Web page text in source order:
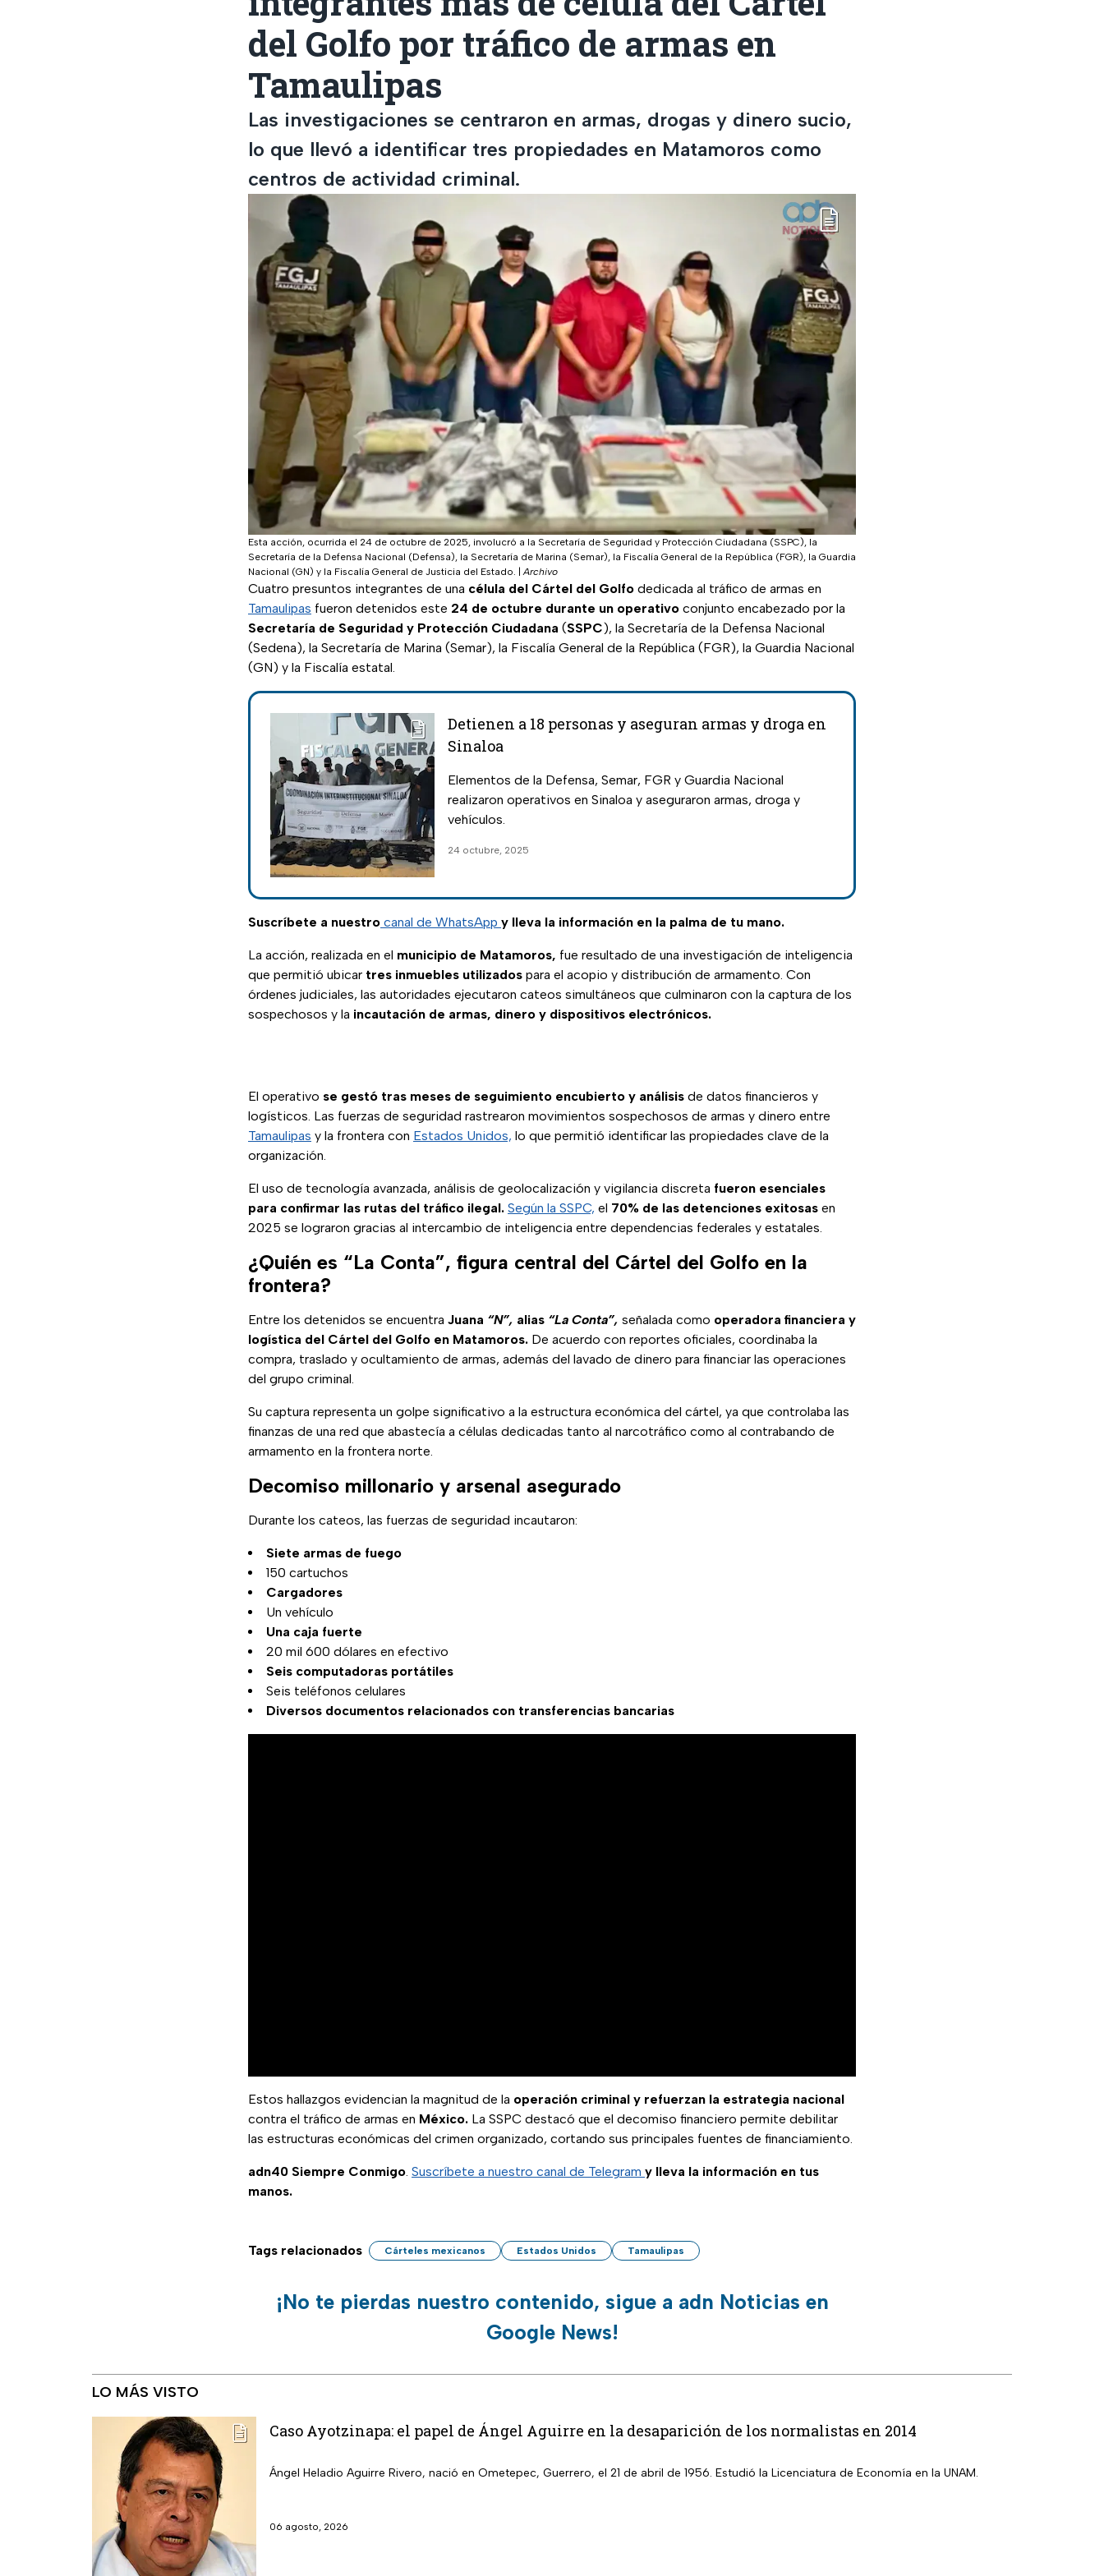
del Golfo por tráfico de armas en
Tamaulipas
Las investigaciones se centraron en armas, drogas y dinero sucio,
lo que llevó a identificar tres propiedades en Matamoros como
centros de actividad criminal.
Esta acción, ocurrida el 24 de octubre de 2025, involucró a la Secretaría de Seguridad y Protección Ciudadana (SSPC), la
Secretaría de la Defensa Nacional (Defensa), la Secretaría de Marina (Semar), la Fiscalía General de la República (FGR), la Guardia
Nacional (GN) y la Fiscalía General de Justicia del Estado. |Archivo
Cuatro presuntos integrantes de una célula del Cártel del Golfo dedicada al tráfico de armas en
Tamaulipas fueron detenidos este 24 de octubre durante un operativo conjunto encabezado por la
Secretaría de Seguridad y Protección Ciudadana (SSPC), la Secretaría de la Defensa Nacional
(Sedena), la Secretaría de Marina (Semar), la Fiscalía General de la República (FGR), la Guardia Nacional
(GN) y la Fiscalía estatal.
Detienen a 18 personas y aseguran armas y droga en
Sinaloa
Elementos de la Defensa, Semar, FGR y Guardia Nacional
realizaron operativos en Sinaloa y aseguraron armas, droga y
vehículos.
24 octubre, 2025
Suscríbete a nuestro canal de WhatsApp y lleva la información en la palma de tu mano.
La acción, realizada en el municipio de Matamoros, fue resultado de una investigación de inteligencia
que permitió ubicar tres inmuebles utilizados para el acopio y distribución de armamento. Con
órdenes judiciales, las autoridades ejecutaron cateos simultáneos que culminaron con la captura de los
sospechosos y la incautación de armas, dinero y dispositivos electrónicos.
El operativo se gestó tras meses de seguimiento encubierto y análisis de datos financieros y
logísticos. Las fuerzas de seguridad rastrearon movimientos sospechosos de armas y dinero entre
Tamaulipas y la frontera con Estados Unidos, lo que permitió identificar las propiedades clave de la
organización.
El uso de tecnología avanzada, análisis de geolocalización y vigilancia discreta fueron esenciales
para confirmar las rutas del tráfico ilegal. Según la SSPC, el 70% de las detenciones exitosas en
2025 se lograron gracias al intercambio de inteligencia entre dependencias federales y estatales.
¿Quién es “La Conta”, figura central del Cártel del Golfo en la
frontera?
Entre los detenidos se encuentra Juana “N”, alias “La Conta”, señalada como operadora financiera y
logística del Cártel del Golfo en Matamoros. De acuerdo con reportes oficiales, coordinaba la
compra, traslado y ocultamiento de armas, además del lavado de dinero para financiar las operaciones
del grupo criminal.
Su captura representa un golpe significativo a la estructura económica del cártel, ya que controlaba las
finanzas de una red que abastecía a células dedicadas tanto al narcotráfico como al contrabando de
armamento en la frontera norte.
Decomiso millonario y arsenal asegurado
Durante los cateos, las fuerzas de seguridad incautaron:
Siete armas de fuego
150 cartuchos
Cargadores
Un vehículo
Una caja fuerte
20 mil 600 dólares en efectivo
Seis computadoras portátiles
Seis teléfonos celulares
Diversos documentos relacionados con transferencias bancarias
Estos hallazgos evidencian la magnitud de la operación criminal y refuerzan la estrategia nacional
contra el tráfico de armas en México. La SSPC destacó que el decomiso financiero permite debilitar
las estructuras económicas del crimen organizado, cortando sus principales fuentes de financiamiento.
adn40 Siempre Conmigo Suscríbete a nuestro canal de Telegram y lleva la información en tus
manos.
Tags relacionados Cárteles mexicanos Estados Unidos Tamaulipas
¡No te pierdas nuestro contenido, sigue a adn Noticias en
Google News!
LO MÁS VISTO
Caso Ayotzinapa: el papel de Ángel Aguirre en la desaparición de los normalistas en 2014
Ángel Heladio Aguirre Rivero, nació en Ometepec, Guerrero, el 21 de abril de 1956. Estudió la Licenciatura de Economía en la UNAM.
06 agosto, 2026